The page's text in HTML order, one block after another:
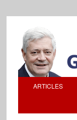
ARTICLES